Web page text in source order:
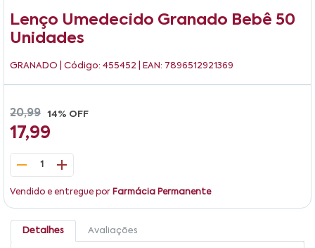
Lenço Umedecido Granado Bebê 50
Unidades
GRANADO | Código: 455452 | EAN: 7896512921369
20,99 14% OFF
17,99
1
Vendido e entregue por Farmácia Permanente
Detalhes Avaliações